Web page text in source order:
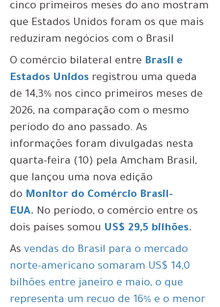
cinco primeiros meses do ano mostram
que Estados Unidos foram os que mais
reduziram negócios com o Brasil
O comércio bilateral entre Brasil e
Estados Unidos registrou uma queda
de 14,3% nos cinco primeiros meses de
2026, na comparação com o mesmo
período do ano passado. As
informações foram divulgadas nesta
quarta-feira (10) pela Amcham Brasil,
que lançou uma nova edição
do Monitor do Comércio Brasil-
EUA. No período, o comércio entre os
dois países somou US$ 29,5 bilhões.
As vendas do Brasil para o mercado
norte-americano somaram US$ 14,0
bilhões entre janeiro e maio, o que
representa um recuo de 16% e o menor